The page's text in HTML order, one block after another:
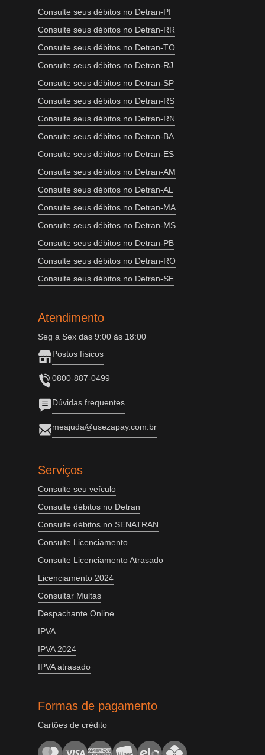
Consulte seus débitos no Detran-PI
Consulte seus débitos no Detran-RR
Consulte seus débitos no Detran-TO
Consulte seus débitos no Detran-RJ
Consulte seus débitos no Detran-SP
Consulte seus débitos no Detran-RS
Consulte seus débitos no Detran-RN
Consulte seus débitos no Detran-BA
Consulte seus débitos no Detran-ES
Consulte seus débitos no Detran-AM
Consulte seus débitos no Detran-AL
Consulte seus débitos no Detran-MA
Consulte seus débitos no Detran-MS
Consulte seus débitos no Detran-PB
Consulte seus débitos no Detran-RO
Consulte seus débitos no Detran-SE
Atendimento
Seg a Sex das 9:00 às 18:00
Postos físicos
0800-887-0499
Dúvidas frequentes
meajuda@usezapay.com.br
Serviços
Consulte seu veículo
Consulte débitos no Detran
Consulte débitos no SENATRAN
Consulte Licenciamento
Consulte Licenciamento Atrasado
Licenciamento 2024
Consultar Multas
Despachante Online
IPVA
IPVA 2024
IPVA atrasado
Formas de pagamento
Cartões de crédito